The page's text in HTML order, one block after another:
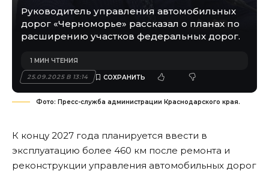
Руководитель управления автомобильных
дорог «Черноморье» рассказал о планах по
расширению участков федеральных дорог.
25.09.2025 В 13:14
1 МИН ЧТЕНИЯ
Фото: Пресс-служба администрации Краснодарского края.
К концу 2027 года планируется ввести в
эксплуатацию более 460 км после ремонта и
реконструкции управления автомобильных дорог